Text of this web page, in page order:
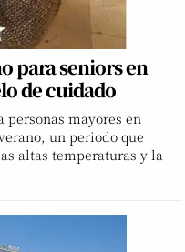
para seniors en
de cuidado
mayores en
un periodo que
altas temperaturas y la